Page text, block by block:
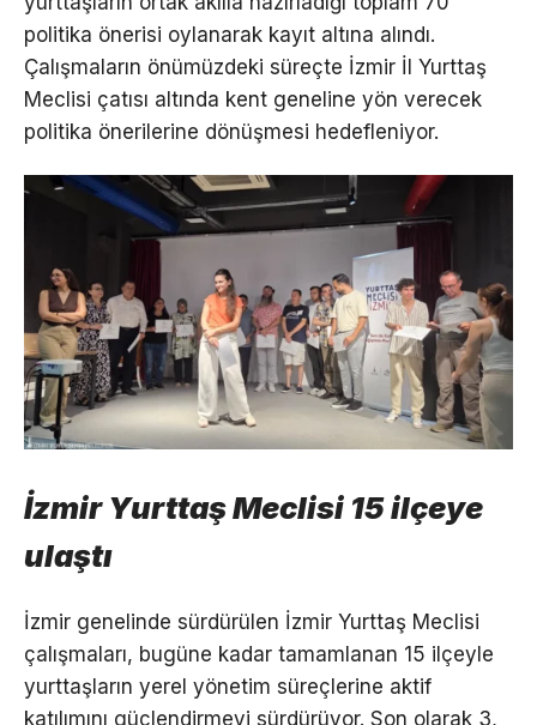
politika önerisi oylanarak kayıt altına alındı.
Çalışmaların önümüzdeki süreçte İzmir İl Yurttaş
Meclisi çatısı altında kent geneline yön verecek
politika önerilerine dönüşmesi hedefleniyor.
İzmir Yurttaş Meclisi 15 ilçeye
ulaştı
İzmir genelinde sürdürülen İzmir Yurttaş Meclisi
çalışmaları, bugüne kadar tamamlanan 15 ilçeyle
yurttaşların yerel yönetim süreçlerine aktif
katılımını güçlendirmeyi sürdürüyor. Son olarak 3,